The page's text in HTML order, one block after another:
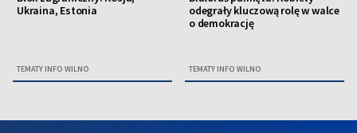
Ukraina, Estonia
TEMATY INFO WILNO
odegrały kluczową rolę w walce
o demokrację
TEMATY INFO WILNO